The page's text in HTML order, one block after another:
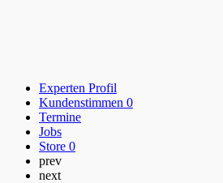
Experten Profil
Kundenstimmen 0
Termine
Jobs
Store 0
prev
next